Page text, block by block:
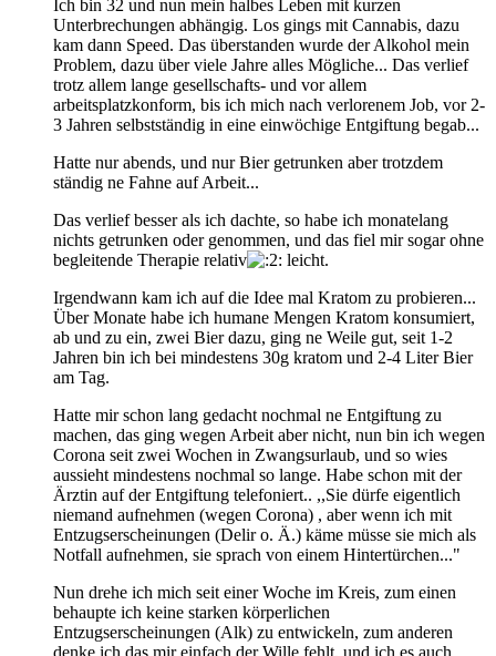
Ich bin 32 und nun mein halbes Leben mit kurzen
Unterbrechungen abhängig. Los gings mit Cannabis, dazu
kam dann Speed. Das überstanden wurde der Alkohol mein
Problem, dazu über viele Jahre alles Mögliche... Das verlief
trotz allem lange gesellschafts- und vor allem
arbeitsplatzkonform, bis ich mich nach verlorenem Job, vor 2-
3 Jahren selbstständig in eine einwöchige Entgiftung begab...
Hatte nur abends, und nur Bier getrunken aber trotzdem
ständig ne Fahne auf Arbeit...
Das verlief besser als ich dachte, so habe ich monatelang
nichts getrunken oder genommen, und das fiel mir sogar ohne
begleitende Therapie relativ
leicht.
Irgendwann kam ich auf die Idee mal Kratom zu probieren...
Über Monate habe ich humane Mengen Kratom konsumiert,
ab und zu ein, zwei Bier dazu, ging ne Weile gut, seit 1-2
Jahren bin ich bei mindestens 30g kratom und 2-4 Liter Bier
am Tag.
Hatte mir schon lang gedacht nochmal ne Entgiftung zu
machen, das ging wegen Arbeit aber nicht, nun bin ich wegen
Corona seit zwei Wochen in Zwangsurlaub, und so wies
aussieht mindestens nochmal so lange. Habe schon mit der
Ärztin auf der Entgiftung telefoniert.. ,,Sie dürfe eigentlich
niemand aufnehmen (wegen Corona) , aber wenn ich mit
Entzugserscheinungen (Delir o. Ä.) käme müsse sie mich als
Notfall aufnehmen, sie sprach von einem Hintertürchen..."
Nun drehe ich mich seit einer Woche im Kreis, zum einen
behaupte ich keine starken körperlichen
Entzugserscheinungen (Alk) zu entwickeln, zum anderen